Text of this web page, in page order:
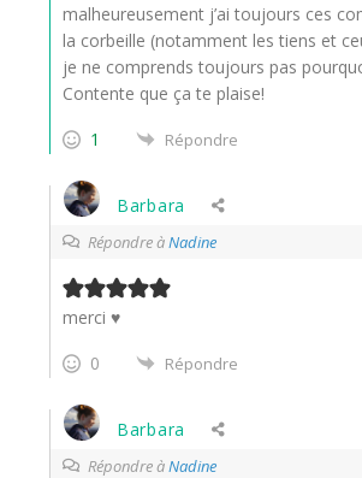
malheureusement j’ai toujours ces
la corbeille (notamment les tiens et
je ne comprends toujours pas
Contente que ça te plaise!
1
Répondre
Barbara
Répondre àNadine
merci ♥
0
Répondre
Barbara
Répondre àNadine